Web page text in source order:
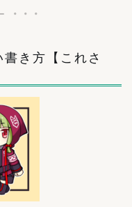
き方【これさ